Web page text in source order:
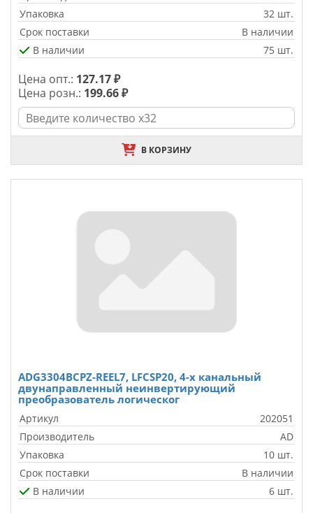
Упаковка
32 шт.
Срок поставки
В наличии
В наличии
75 шт.
Цена опт.: 127.17 ₽
Цена розн.: 199.66 ₽
В КОРЗИНУ
ADG3304BCPZ-REEL7, LFCSP20, 4-х канальный
двунаправленный неинвертирующий
преобразователь логическог
Артикул
202051
Производитель
AD
Упаковка
10 шт.
Срок поставки
В наличии
В наличии
6 шт.